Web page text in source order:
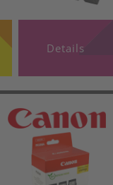
Details